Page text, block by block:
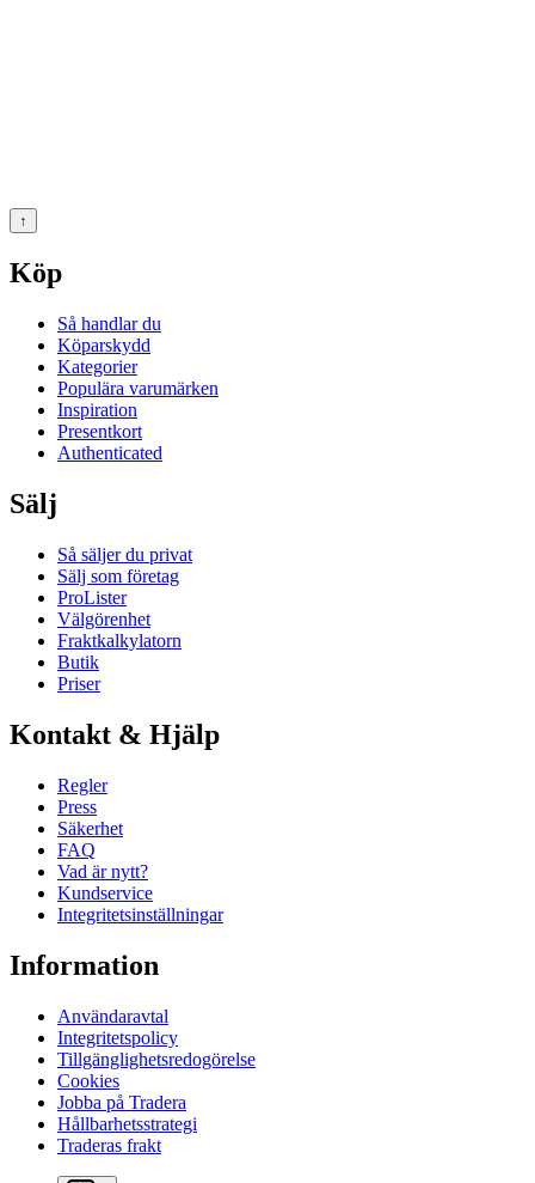
↑
Köp
Så handlar du
Köparskydd
Kategorier
Populära varumärken
Inspiration
Presentkort
Authenticated
Sälj
Så säljer du privat
Sälj som företag
ProLister
Välgörenhet
Fraktkalkylatorn
Butik
Priser
Kontakt & Hjälp
Regler
Press
Säkerhet
FAQ
Vad är nytt?
Kundservice
Integritetsinställningar
Information
Användaravtal
Integritetspolicy
Tillgänglighetsredogörelse
Cookies
Jobba på Tradera
Hållbarhetsstrategi
Traderas frakt